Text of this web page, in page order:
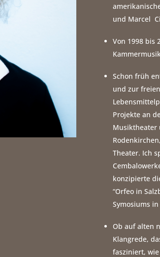
und Marcel
Von 1998 bis
Schon früh
und zur
Projekte an
Musiktheater
Theater. Ich
konzipierte
“Orfeo in
Symosiums
Ob auf alten
Klangrede,
fasziniert,